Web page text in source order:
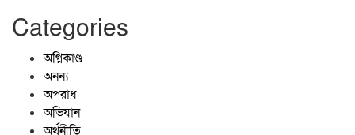
Categories
অগ্নিকাণ্ড
অনন্য
অপরাধ
অভিযান
অর্থনীতি